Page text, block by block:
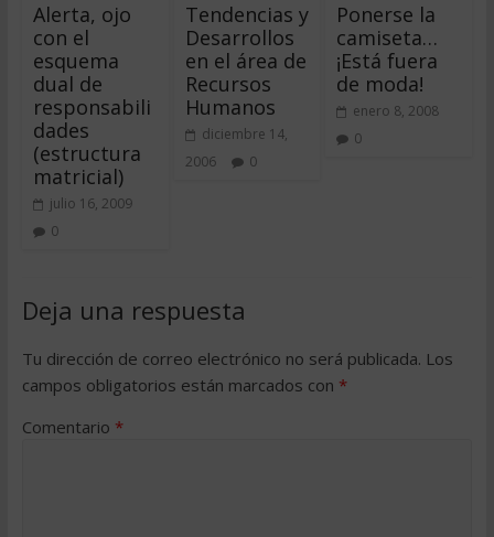
Alerta, ojo
con el
esquema
dual de
responsabili
dades
(estructura
matricial)
julio 16, 2009
0
Tendencias y
Desarrollos
en el área de
Recursos
Humanos
diciembre 14,
2006
0
Ponerse la
camiseta…
¡Está fuera
de moda!
enero 8, 2008
0
Deja una respuesta
Tu dirección de correo electrónico no será publicada. Los
campos obligatorios están marcados con *
Comentario *